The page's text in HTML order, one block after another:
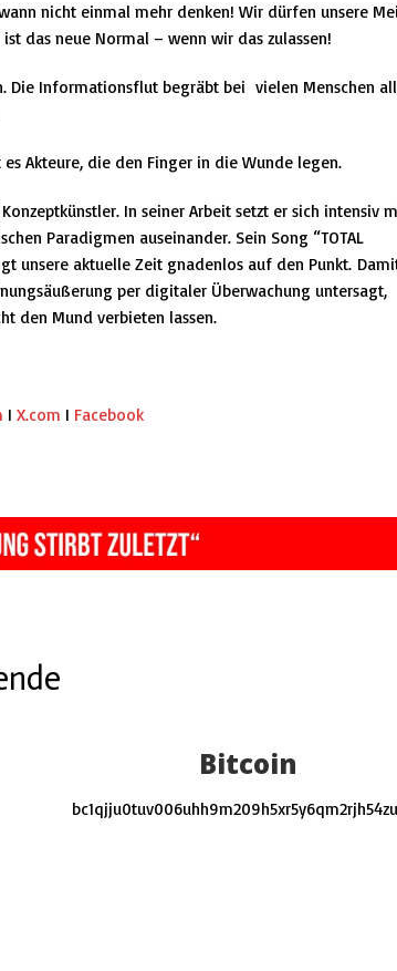
nicht einmal mehr denken! Wir dürfen unsere
das neue Normal – wenn wir das zulassen!
Die Informationsflut begräbt bei vielen Menschen
Akteure, die den Finger in die Wunde legen.
In seiner Arbeit setzt er sich intensiv
Paradigmen auseinander. Sein Song “TOTAL
unsere aktuelle Zeit gnadenlos auf den Punkt.
per digitaler Überwachung untersagt,
den Mund verbieten lassen.
I X.com I Facebook
Bitcoin